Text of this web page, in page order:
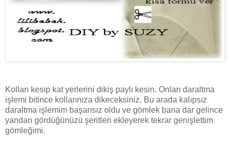
Kolları kesip kat yerlerini dikiş paylı kesin. Onları daraltma
işlemi bitince kollarınıza dikeceksiniz. Bu arada kalıpsız
daraltma işlemim başarısız oldu ve gömlek bana dar gelince
yandan gördüğünüzü şeritleri ekleyerek tekrar genişlettim
gömleğimi.